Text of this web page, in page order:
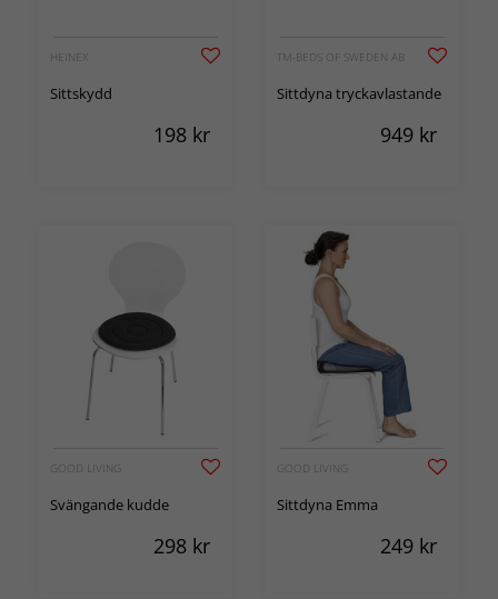
HEINEX
Sittskydd
198 kr
TM-BEDS OF SWEDEN AB
Sittdyna tryckavlastande
949 kr
GOOD LIVING
Svängande kudde
298 kr
GOOD LIVING
Sittdyna Emma
249 kr